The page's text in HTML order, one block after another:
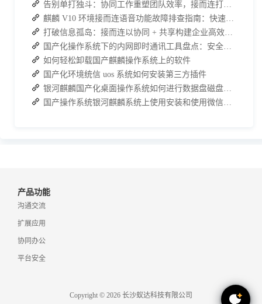
如何轻松卸载国产麒麟操作系统上的软件
国产化环境统信 uos 系统如何安装第三方插件
产品功能
沟通交流
扩展应用
协同办公
平台安全
Copyright © 2026 长沙蚁达科技有限公司